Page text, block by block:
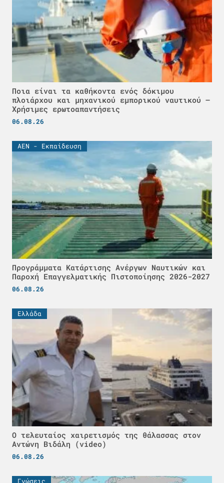
Ποια είναι τα καθήκοντα ενός δόκιμου
πλοιάρχου και μηχανικού εμπορικού ναυτικού –
Χρήσιμες ερωτοαπαντήσεις
06.08.26
ΑΕΝ - Εκπαίδευση
Προγράμματα Κατάρτισης Ανέργων Ναυτικών και
Παροχή Επαγγελματικής Πιστοποίησης 2026-2027
06.08.26
Ελλάδα
Ο τελευταίος χαιρετισμός της θάλασσας στον
Αντώνη Βιδάλη (video)
06.08.26
Γνώσεις